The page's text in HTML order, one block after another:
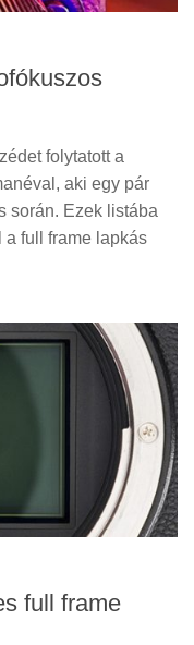
folytatott a
aki egy pár
során. Ezek listába
full frame lapkás
full frame